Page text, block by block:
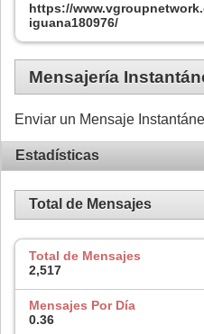
https://
iguana180976/
Mensajería
Enviar un Mensaje
Estadísticas
Total de Mensajes
Total de Mensajes
2,517
Mensajes Por Día
0.36